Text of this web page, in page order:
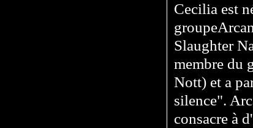
Cecilia est
Slaughter
membre du
Nott) et a
silence".
consacre à